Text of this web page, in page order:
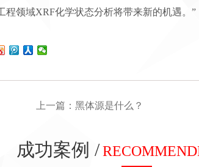
程领域XRF化学状态分析将带来新的机遇。”
上一篇： 黑体源是什么？
成功案例 /